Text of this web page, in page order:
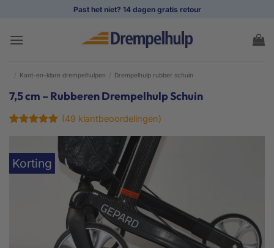
inhoud
Past het niet? 14 dagen gratis retour
/ Kant-en-klare drempelhulpen / Drempelhulp rubber schuin
7,5 cm – Rubberen Drempelhulp Schuin
gebaseerd
opklant
waarderingen
(49 klantbeoordelingen)
Korting